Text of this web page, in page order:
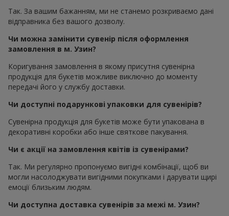
Так. За вашим бажанням, ми не станемо розкриваємо дані
відправника без вашого дозволу.
Чи можна замінити сувенір після оформлення
замовлення в м. Узин?
Коригування замовлення в якому присутня сувенірна
продукція для букетів можливе виключно до моменту
передачі його у службу доставки.
Чи доступні подарункові упаковки для сувенірів?
Сувенірна продукція для букетів може бути упакована в
декоративні коробки або інше святкове пакування.
Чи є акції на замовлення квітів із сувенірами?
Так. Ми регулярно пропонуємо вигідні комбінації, щоб ви
могли насолоджувати вигідними покупками і дарувати щирі
емоції близьким людям.
Чи доступна доставка сувенірів за межі м. Узин?